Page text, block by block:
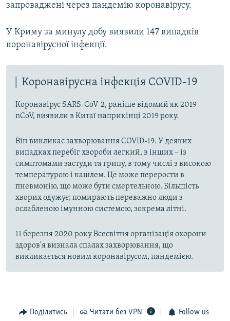
запроваджені через пандемію коронавірусу.
У Криму за минулу добу виявили 147 випадків
коронавірусної інфекції.​
Коронавірусна інфекція COVID-19
Коронавірус SARS-CoV-2, раніше відомий як 2019
nCoV, виявили в Китаї наприкінці 2019 року.
Він викликає захворювання COVID-19. У деяких
випадках перебіг хвороби легкий, в інших – із
симптомами застуди та грипу, в тому числі з високою
температурою і кашлем. Це може перерости в
пневмонію, що може бути смертельною. Більшість
хворих одужує; помирають переважно люди з
ослабленою імунною системою, зокрема літні.
11 березня 2020 року Всесвітня організація охорони
здоров'я визнала спалах захворювання, що
викликається новим коронавірусом, пандемією.
Поділитись Читати без VPN Follow us